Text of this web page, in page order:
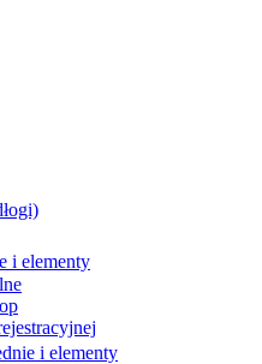
i elementy
i elementy